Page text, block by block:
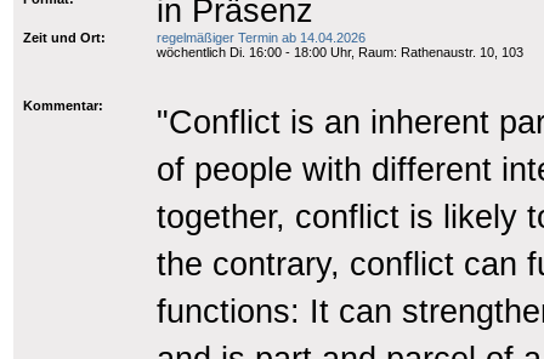
in Präsenz
Zeit und Ort:
regelmäßiger Termin ab 14.04.2026
wöchentlich Di. 16:00 - 18:00 Uhr, Raum: Rathenaustr. 10, 103
Kommentar:
"Conflict is an inherent
of people with different
together, conflict is likely
the contrary, conflict can
functions: It can